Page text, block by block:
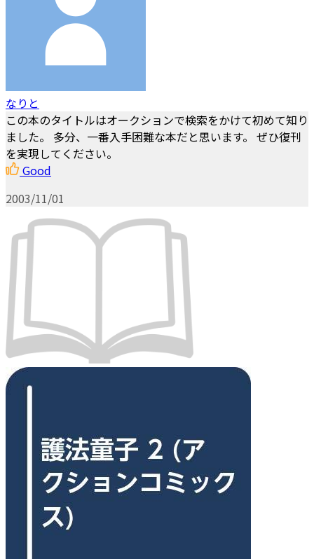
なりと
この本のタイトルはオークションで検索をかけて初めて知り
ました。 多分、一番入手困難な本だと思います。 ぜひ復刊
を実現してください。
Good
2003/11/01